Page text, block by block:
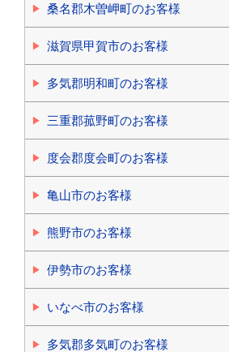
桑名郡木曽岬町のお客様
滋賀県甲賀市のお客様
多気郡明和町のお客様
三重郡菰野町のお客様
度会郡度会町のお客様
亀山市のお客様
熊野市のお客様
伊勢市のお客様
いなべ市のお客様
多気郡多気町のお客様